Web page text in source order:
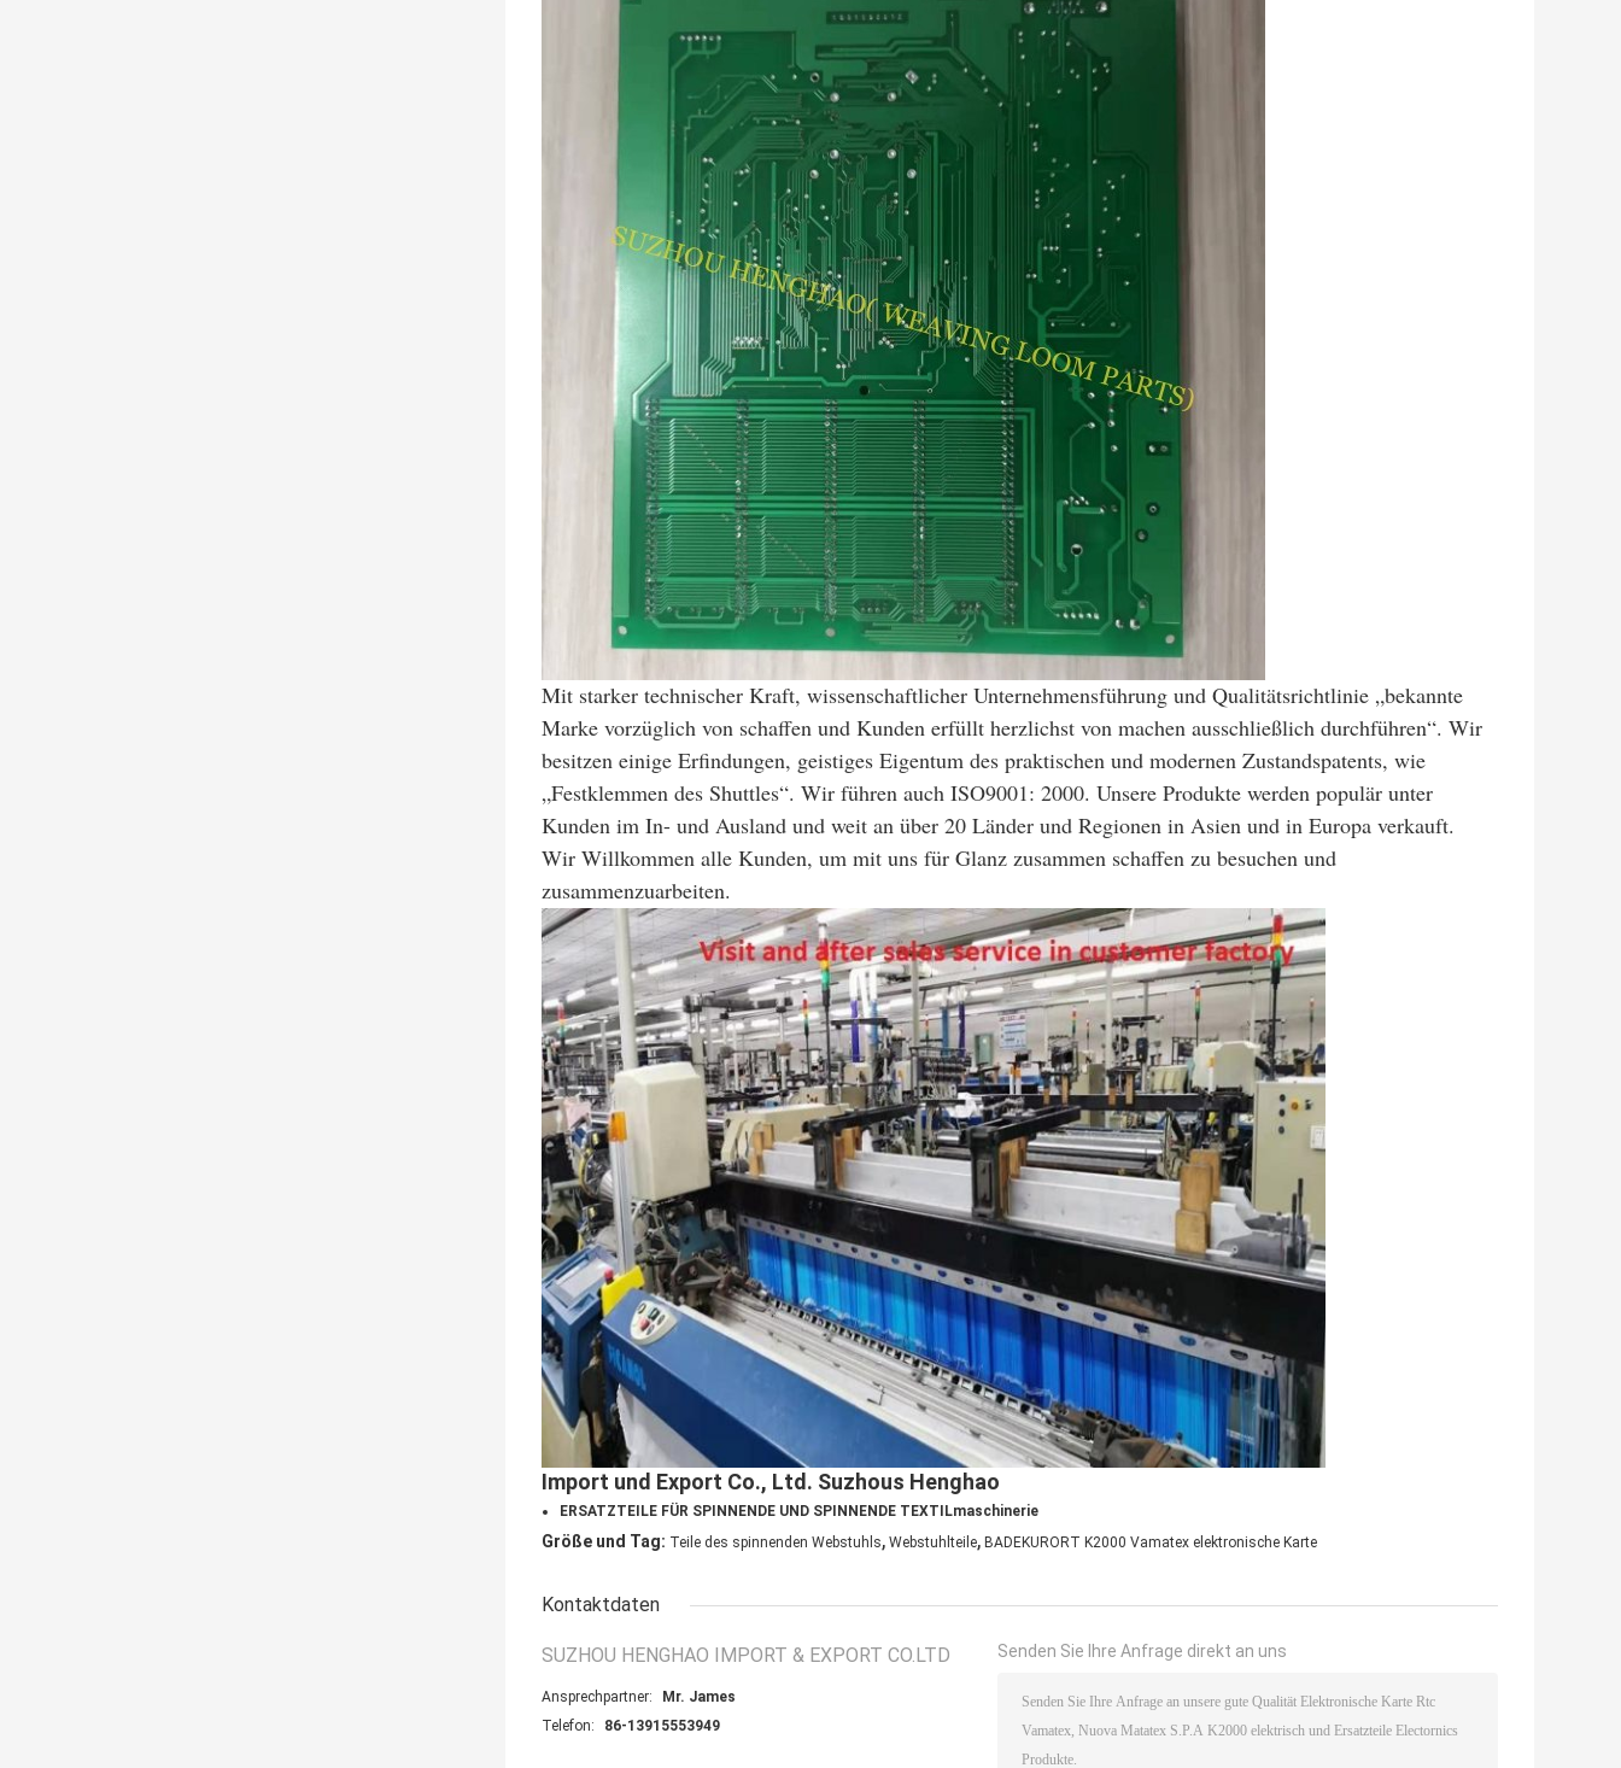
Mit starker technischer Kraft, wissenschaftlicher Unternehmensführung und Qualitätsrichtlinie „bekannte
Marke vorzüglich von schaffen und Kunden erfüllt herzlichst von machen ausschließlich durchführen“. Wir
besitzen einige Erfindungen, geistiges Eigentum des praktischen und modernen Zustandspatents, wie
„Festklemmen des Shuttles“. Wir führen auch ISO9001: 2000. Unsere Produkte werden populär unter
Kunden im In- und Ausland und weit an über 20 Länder und Regionen in Asien und in Europa verkauft.
Wir Willkommen alle Kunden, um mit uns für Glanz zusammen schaffen zu besuchen und
zusammenzuarbeiten.
Import und Export Co., Ltd. Suzhous Henghao
ERSATZTEILE FÜR SPINNENDE UND SPINNENDE TEXTILmaschinerie
Größe und Tag: Teile des spinnenden Webstuhls, Webstuhlteile, BADEKURORT K2000 Vamatex elektronische Karte
Kontaktdaten
SUZHOU HENGHAO IMPORT & EXPORT CO.LTD
Ansprechpartner:
Mr. James
Telefon:
86-13915553949
Senden Sie Ihre Anfrage direkt an uns